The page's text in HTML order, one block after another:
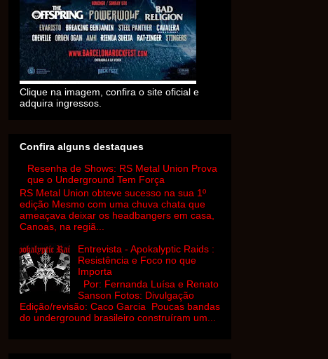
Clique na imagem, confira o site oficial e
adquira ingressos.
Confira alguns destaques
Resenha de Shows: RS Metal Union Prova
que o Underground Tem Força
RS Metal Union obteve sucesso na sua 1º
edição Mesmo com uma chuva chata que
ameaçava deixar os headbangers em casa,
Canoas, na regiã...
Entrevista - Apokalyptic Raids :
Resistência e Foco no que
Importa
Por: Fernanda Luísa e Renato
Sanson Fotos: Divulgação
Edição/revisão: Caco Garcia Poucas bandas
do underground brasileiro construíram um...